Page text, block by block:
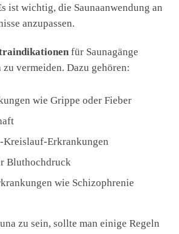
ist wichtig, die Saunaanwendung an
anzupassen.
für Saunagänge
vermeiden. Dazu gehören:
wie Grippe oder Fieber
Kreislauf-Erkrankungen
Bluthochdruck
wie Schizophrenie
zu sein, sollte man einige Regeln